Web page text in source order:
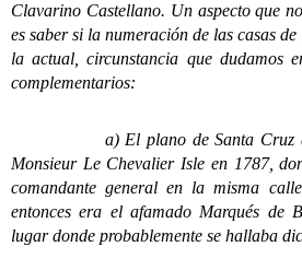
Clavarino Castellano. Un aspecto que
es saber si la numeración de las casas
la actual, circunstancia que dudamos
complementarios:
a) El plano de Santa Cruz de
Monsieur Le Chevalier Isle en 1787,
comandante general en la misma
entonces era el afamado Marqués de
lugar donde probablemente se hallaba